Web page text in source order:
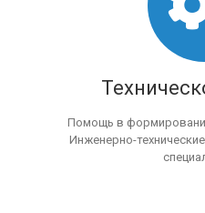
Помощь в
Инженерно-